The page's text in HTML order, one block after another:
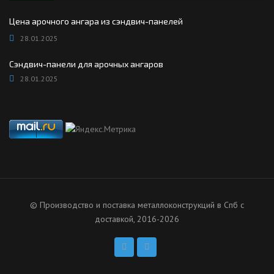
Цена арочного ангара из сэндвич-панелей
28.01.2025
Сэндвич-панели для арочных ангаров
28.01.2025
© Производство и поставка металлоконструкций в Спб с
доставкой, 2016-2026